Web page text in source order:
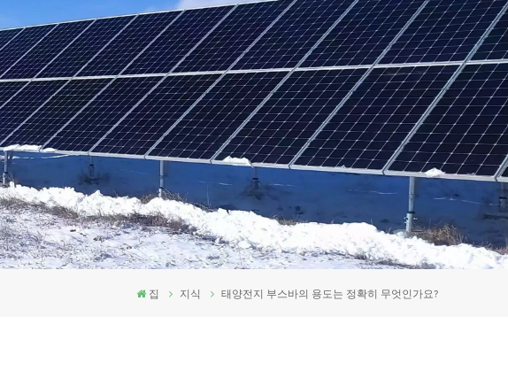
집 지식 태양전지 부스바의 용도는 정확히 무엇인가요?